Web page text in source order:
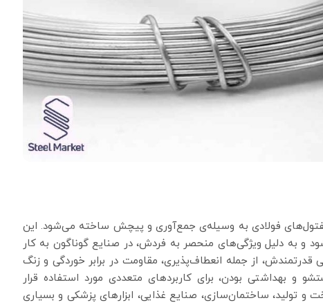
فولادی به وسیله‌ی جمع‌آوری و پیچش ساخته می‌شود. این
و به دلیل ویژگی‌های منحصر به فردش، در صنایع گوناگون به کار
قدرتمندش، از جمله انعطاف‌پذیری، مقاومت در برابر خوردگی و زنگ
و بهداشتی بودن، برای کاربردهای متعددی مورد استفاده قرار
تولید، ساختمان‌سازی، صنایع غذایی، ابزارهای پزشکی و بسیاری